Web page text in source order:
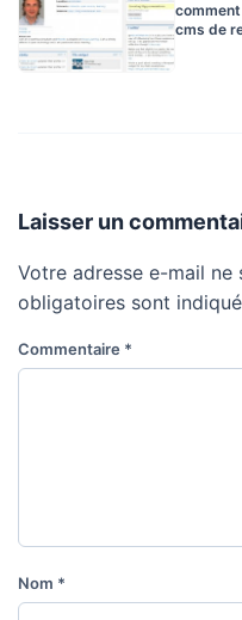
cms de
Laisser un
Votre adresse e-mail ne
obligatoires sont
Commentaire *
Nom *